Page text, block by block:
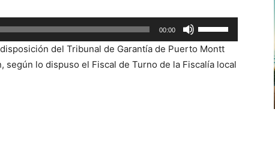
para
aumentar
o
disminuir
00:00
las
teclas
de
del Tribunal de Garantía de Puerto Montt
lo dispuso el Fiscal de Turno de la Fiscalía local